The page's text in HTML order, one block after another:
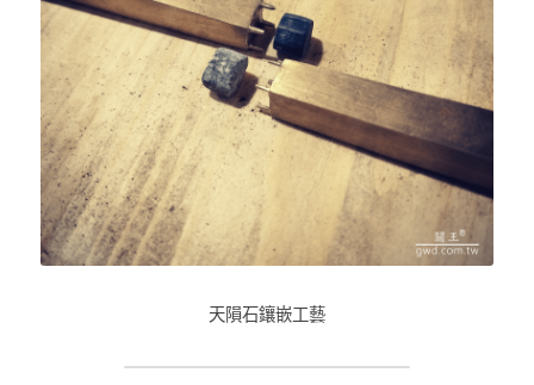
天隕石鑲嵌工藝